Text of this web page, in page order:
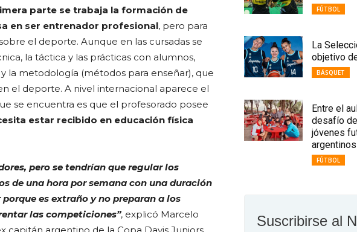
parte se trabaja la formación de
en ser entrenador profesional, pero para
el deporte. Aunque en las cursadas se
la táctica y las prácticas con alumnos,
la metodología (métodos para enseñar), que
el deporte. A nivel internacional aparece el
se encuentra es que el profesorado posee
estar recibido en educación física
pero se tendrían que regular los
de una hora por semana con una duración
es extraño y no preparan a los
las competiciones”, explicó Marcelo
FÚTBOL
La
objetivo
BÁSQUET
Entre el
desafío
jóvenes
argentinos
FÚTBOL
Suscribirse al